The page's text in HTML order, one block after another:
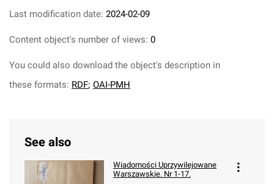
Last modification date: 2024-02-09
Content object's number of views: 0
You could also download the object's description in
these formats: RDF; OAI-PMH
See also
Wiadomości Uprzywilejowane
Warszawskie. Nr 1-17.